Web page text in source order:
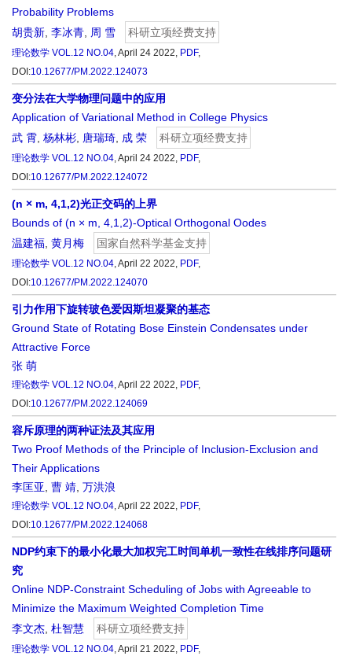
Probability Problems
胡贵新 李冰青 周 雪 科研立项经费支持
理论数学 VOL.12 NO.04, April 24 2022, PDF,
DOI:10.12677/PM.2022.124073
变分法在大学物理问题中的应用
Application of Variational Method in College Physics
武 霄 杨林彬 唐瑞琦 成 荣 科研立项经费支持
理论数学 VOL.12 NO.04, April 24 2022, PDF,
DOI:10.12677/PM.2022.124072
(n × m, 4,1,2)光正交码的上界
Bounds of (n × m, 4,1,2)-Optical Orthogonal Oodes
温建福 黄月梅 国家自然科学基金支持
理论数学 VOL.12 NO.04, April 22 2022, PDF,
DOI:10.12677/PM.2022.124070
引力作用下旋转玻色爱因斯坦凝聚的基态
Ground State of Rotating Bose Einstein Condensates under
Attractive Force
张 萌
理论数学 VOL.12 NO.04, April 22 2022, PDF,
DOI:10.12677/PM.2022.124069
容斥原理的两种证法及其应用
Two Proof Methods of the Principle of Inclusion-Exclusion and
Their Applications
李匡亚 曹 靖 万洪浪
理论数学 VOL.12 NO.04, April 22 2022, PDF,
DOI:10.12677/PM.2022.124068
NDP约束下的最小化最大加权完工时间单机一致性在线排序问题研
究
Online NDP-Constraint Scheduling of Jobs with Agreeable to
Minimize the Maximum Weighted Completion Time
李文杰 杜智慧 科研立项经费支持
理论数学 VOL.12 NO.04, April 21 2022, PDF,